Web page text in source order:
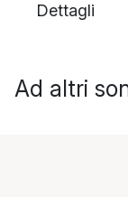
Dettagli
Ad altri